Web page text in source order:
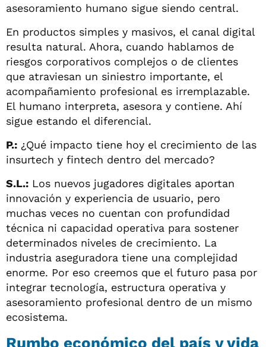
asesoramiento humano sigue siendo central.
En productos simples y masivos, el canal digital
resulta natural. Ahora, cuando hablamos de
riesgos corporativos complejos o de clientes
que atraviesan un siniestro importante, el
acompañamiento profesional es irremplazable.
El humano interpreta, asesora y contiene. Ahí
sigue estando el diferencial.
P.: ¿Qué impacto tiene hoy el crecimiento de las
insurtech y fintech dentro del mercado?
S.L.: Los nuevos jugadores digitales aportan
innovación y experiencia de usuario, pero
muchas veces no cuentan con profundidad
técnica ni capacidad operativa para sostener
determinados niveles de crecimiento. La
industria aseguradora tiene una complejidad
enorme. Por eso creemos que el futuro pasa por
integrar tecnología, estructura operativa y
asesoramiento profesional dentro de un mismo
ecosistema.
Rumbo económico del país y vida